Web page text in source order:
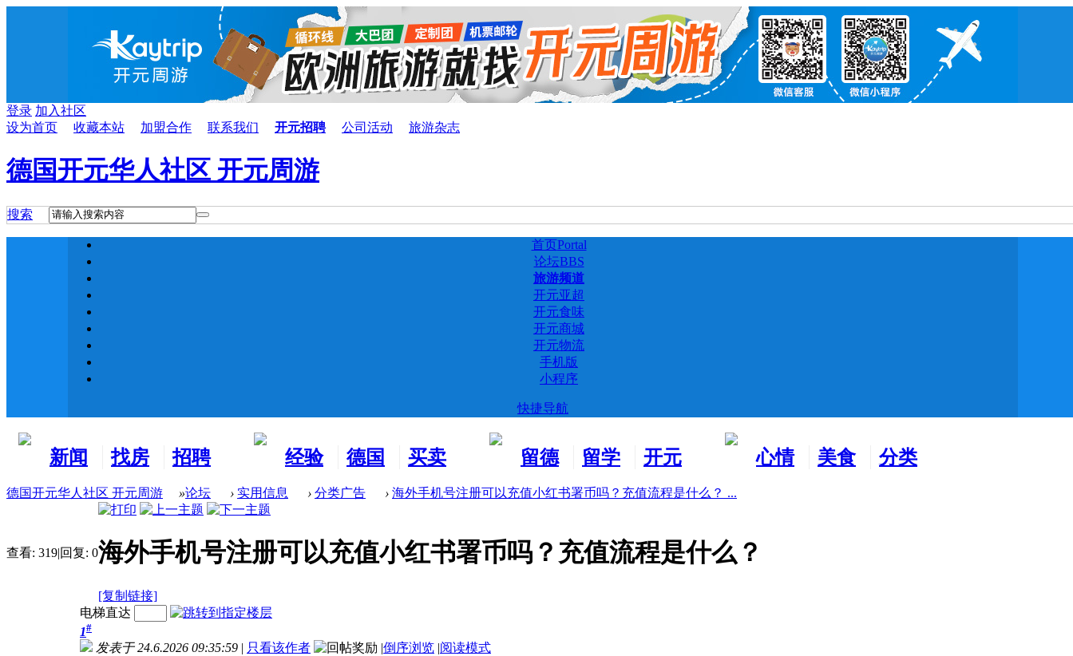
登录 加入社区
设为首页
收藏本站 加盟合作 联系我们 开元招聘 公司活动 旅游杂志
德国开元华人社区 开元周游
搜索
首页Portal
论坛BBS
旅游频道
开元亚超
开元食味
开元商城
开元物流
手机版
小程序
快捷导航
新闻
找房
招聘
经验
德国
生活
买卖
市场
留德
新生
留学
德国
开元
交友
心情
美食
分类
德国开元华人社区 开元周游 »论坛 › 实用信息 › 分类广告 › 海外手机号注册可以充值小红书署币吗？充值流程是什么？ ...
查看: 319|回复: 0海外手机号注册可以充值小红书署币吗？充值流程是什么？
[复制链接]
电梯直达
1#
发表于 24.6.2026 09:35:59 | 只看该作者 |倒序浏览 |阅读模式